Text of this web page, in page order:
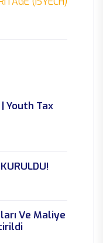
Araştırma,
Başlıyor!
– İstanbul
🚀
–
Youth Tax
Ve Maliye